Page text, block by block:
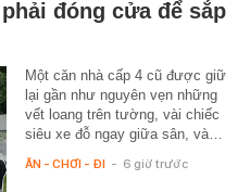
đóng cửa để sắp
Một căn nhà cấp 4 cũ được giữ
lại gần như nguyên vẹn những
vết loang trên tường, vài chiếc
siêu xe đỗ ngay giữa sân, và…
ĂN - CHƠI - ĐI - 6 giờ trước